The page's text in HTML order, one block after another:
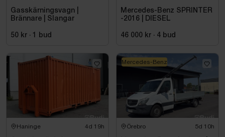
Gasskärningsvagn |
Brännare | Slangar
50 kr · 1 bud
Mercedes-Benz SPRINTER
-2016 | DIESEL
46 000 kr · 4 bud
Haninge 4d 19h Örebro 5d 10h
Mercedes-Benz